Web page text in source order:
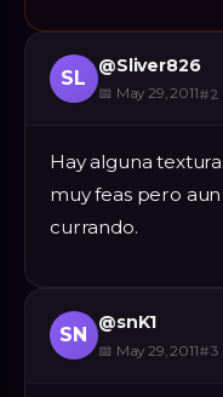
SL
@Sliver826
📅 May 29, 2011#2
Hay alguna
muy feas pero
currando.
SN
@snK1
📅 May 29, 2011#3